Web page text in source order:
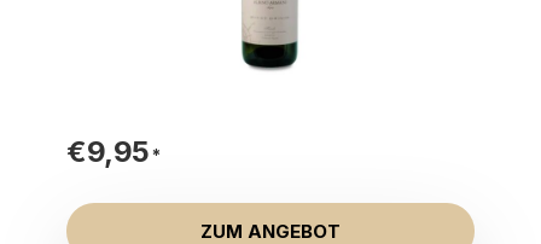
€9,95
ZUM ANGEBOT